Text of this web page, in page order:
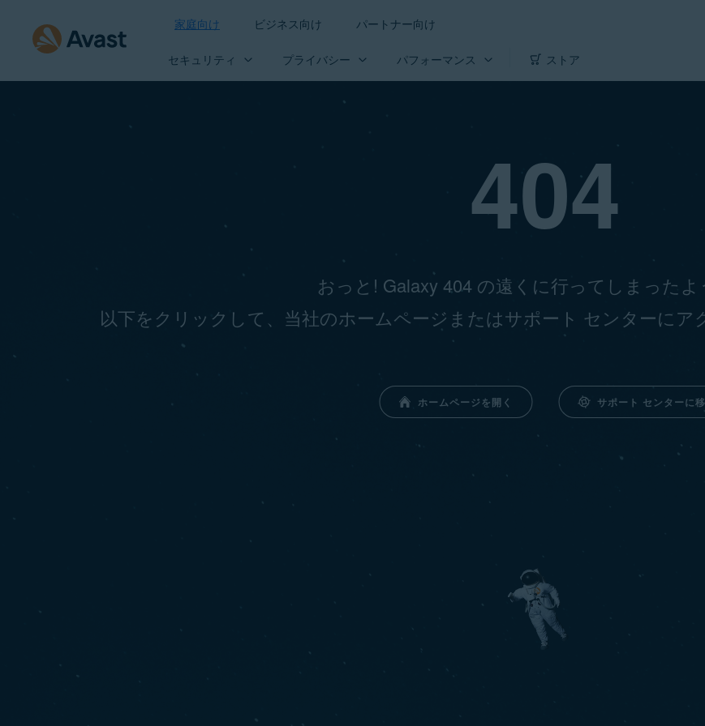
家庭向け ビジネス向け パートナー向け
セキュリティ プライバシー パフォーマンス ストア
404
おっと! Galaxy 404 の遠くに行ってしまったよ
以下をクリックして、当社のホームページまたはサポート センターにア
ホームページを開く サポート センターに